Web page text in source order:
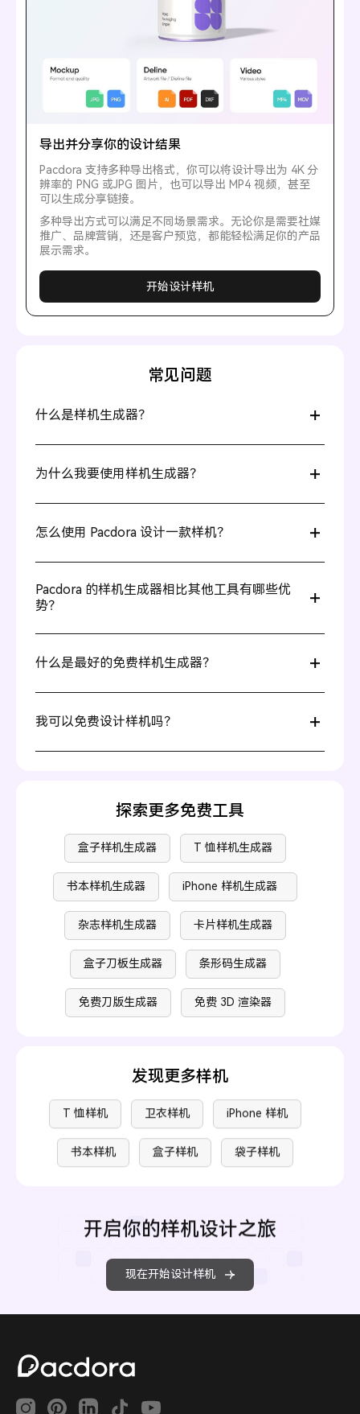
导出并分享你的设计结果
Pacdora 支持多种导出格式，你可以将设计导出为 4K 分
辨率的 PNG 或JPG 图片，也可以导出 MP4 视频，甚至
可以生成分享链接。
多种导出方式可以满足不同场景需求。无论你是需要社媒
推广、品牌营销，还是客户预览，都能轻松满足你的产品
展示需求。
开始设计样机
常见问题
什么是样机生成器？
也能快速制作逼真的产品样机，比如如T恤、盒子和瓶子
等。用户只需上传设计图，调整模型角度、背景和光线，
为什么我要使用样机生成器？
设计，节省来回修改时间和成本。同时，逼真的样机视觉
效果更容易吸引用户注意，提升营销表现。
怎么使用 Pacdora 设计一款样机？
上传您的设计图片；
实时调整设计细节，如角度、图层、背景等；
Pacdora 的样机生成器相比其他工具有哪些优
势？
台。你可以方便地结合个人设计元素，实现样机的高度个
性化和真实感。我们支持多种导出格式，包括 JPG、PDF
什么是最好的免费样机生成器？
们的样机生成器适合所有用户，无论是专业设计师还是新
手小白，都能轻松完成高品质样机设计。
我可以免费设计样机吗？
了解更多信息。
探索更多免费工具
盒子样机生成器 T 恤样机生成器
书本样机生成器 iPhone 样机生成器
杂志样机生成器 卡片样机生成器
盒子刀板生成器 条形码生成器
免费刀版生成器 免费 3D 渲染器
发现更多样机
T 恤样机 卫衣样机 iPhone 样机
书本样机 盒子样机 袋子样机
开启你的样机设计之旅
现在开始设计样机